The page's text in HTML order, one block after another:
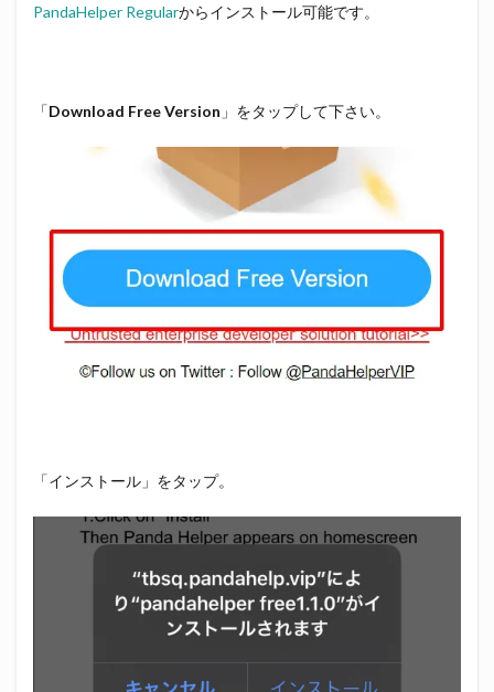
PandaHelper Regularからインストール可能です。
「Download Free Version 」をタップして下さい。
「インストール」をタップ。